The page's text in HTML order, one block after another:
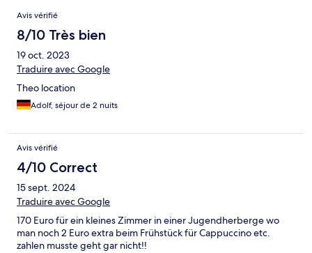
Avis
Avis vérifié
8/10 Très bien
19 oct. 2023
Traduire avec Google
Theo location
Adolf, séjour de 2 nuits
Avis vérifié
4/10 Correct
15 sept. 2024
Traduire avec Google
170 Euro für ein kleines Zimmer in einer Jugendherberge wo
man noch 2 Euro extra beim Frühstück für Cappuccino etc.
zahlen musste geht gar nicht!!